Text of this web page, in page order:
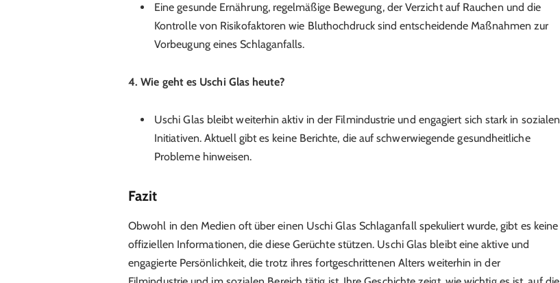
Eine gesunde Ernährung, regelmäßige Bewegung, der Verzicht auf Rauchen und die
Kontrolle von Risikofaktoren wie Bluthochdruck sind entscheidende Maßnahmen zur
Vorbeugung eines Schlaganfalls.
4. Wie geht es Uschi Glas heute?
Uschi Glas bleibt weiterhin aktiv in der Filmindustrie und engagiert sich stark in sozialen
Initiativen. Aktuell gibt es keine Berichte, die auf schwerwiegende gesundheitliche
Probleme hinweisen.
Fazit
Obwohl in den Medien oft über einen Uschi Glas Schlaganfall spekuliert wurde, gibt es keine
offiziellen Informationen, die diese Gerüchte stützen. Uschi Glas bleibt eine aktive und
engagierte Persönlichkeit, die trotz ihres fortgeschrittenen Alters weiterhin in der